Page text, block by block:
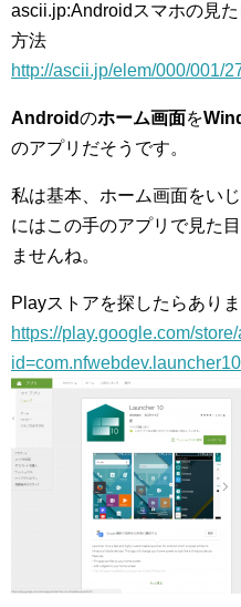
ascii.jp:Androidスマホの見
方法
http://ascii.jp/elem/000/001/
Androidのホーム画面を
のアプリだそうです。
私は基本、ホーム画面をい
にはこの手のアプリで見た
ませんね。
Playストアを探したらありま
https://play.google.com/
id=com.nfwebdev.launcher10